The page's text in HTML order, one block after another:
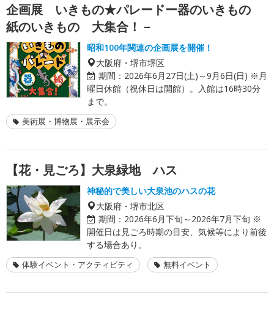
企画展 いきもの★パレードー器のいきもの
紙のいきもの 大集合！－
昭和100年関連の企画展を開催！
大阪府・堺市堺区
期間： 2026年6月27日(土)～9月6日(日) ※月
曜日休館（祝休日は開館）。入館は16時30分
まで。
美術展・博物展・展示会
【花・見ごろ】大泉緑地 ハス
神秘的で美しい大泉池のハスの花
大阪府・堺市北区
期間： 2026年6月下旬～2026年7月下旬 ※
開催日は見ごろ時期の目安、気候等により前後
する場合あり。
体験イベント・アクティビティ 無料イベント